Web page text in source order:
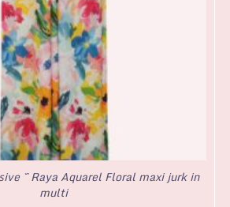
~ Raya Aquarel Floral maxi jurk in
multi